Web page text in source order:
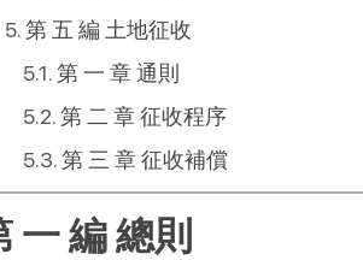
第 五 編 土地征收
第 一 章 通則
第 二 章 征收程序
第 三 章 征收補償
一 編 總則